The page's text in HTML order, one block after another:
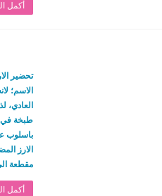
أكمل
تحضير
الاسم؛
العادي،
طبخة في
باسلوب
الارز
مقطعة
أكمل